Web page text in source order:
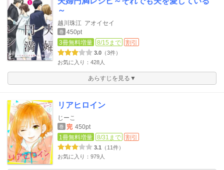
～
越川珠江 アオイセイ
巻 450pt
3冊無料増量
8/15まで 割引
3.0 （3件）
お気に入り：428人
あらすじを見る▼
リアヒロイン
じーこ
巻 完 450pt
1冊無料増量
8/31まで 割引
3.1
（11件）
お気に入り：979人